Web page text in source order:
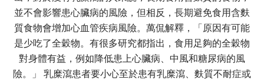
並不會影響患心臟病的風險，但相反，長期避免食用含麩
質食物會增加心血管疾病風險。萬侃解釋，「原因有可能
是少吃了全穀物。有很多研究都指出，食用足夠的全穀物
對身體有益，例如降低患上心臟病、中風和糖尿病的風
險。」 乳糜瀉患者要小心至於患有乳糜瀉、麩質不耐症或